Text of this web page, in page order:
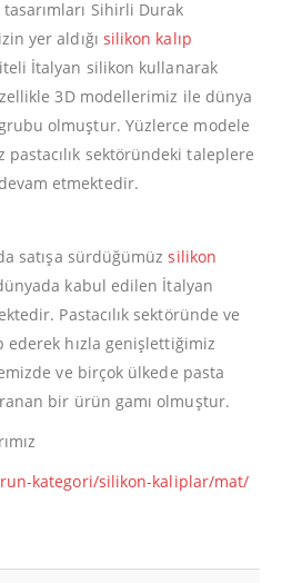
Sihirli Durak
yer aldığı silikon kalıp
İtalyan silikon kullanarak
3D modellerimiz ile dünya
olmuştur. Yüzlerce modele
pastacılık sektöründeki taleplere
etmektedir.
satışa sürdüğümüzsilikon
kabul edilen İtalyan
Pastacılık sektöründe ve
hızla genişlettiğimiz
ve birçok ülkede pasta
bir ürün gamı olmuştur.
kategori/silikon-kaliplar/mat/